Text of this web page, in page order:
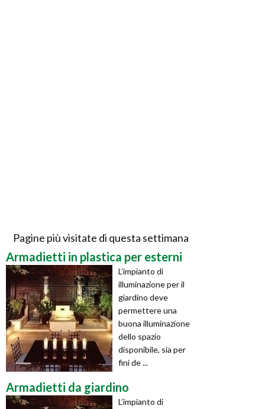
Pagine più visitate di questa settimana
Armadietti in plastica per esterni
L’impianto di
illuminazione per il
giardino deve
permettere una
buona illuminazione
dello spazio
disponibile, sia per
fini de ...
Armadietti da giardino
L’impianto di